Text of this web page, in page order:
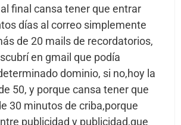
final cansa tener que entrar
días al correo simplemente
de 20 mails de recordatorios,
en gmail que podía
dominio, si no,hoy la
50, y porque cansa tener que
30 minutos de criba,porque
publicidad y publicidad,que